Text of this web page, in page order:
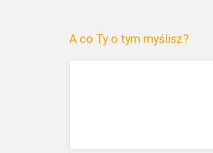
A co Ty o tym myślisz?